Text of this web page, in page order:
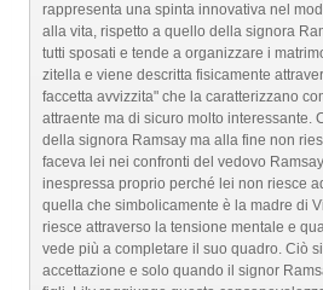
rappresenta una spinta innovativa nel
alla vita, rispetto a quello della signora
tutti sposati e tende a organizzare i
zitella e viene descritta fisicamente
faccetta avvizzita" che la caratterizzano
attraente ma di sicuro molto interessante.
della signora Ramsay ma alla fine non
faceva lei nei confronti del vedovo
inespressa proprio perché lei non riesce
quella che simbolicamente è la madre di
riesce attraverso la tensione mentale e
vede più a completare il suo quadro. Ciò
accettazione e solo quando il signor